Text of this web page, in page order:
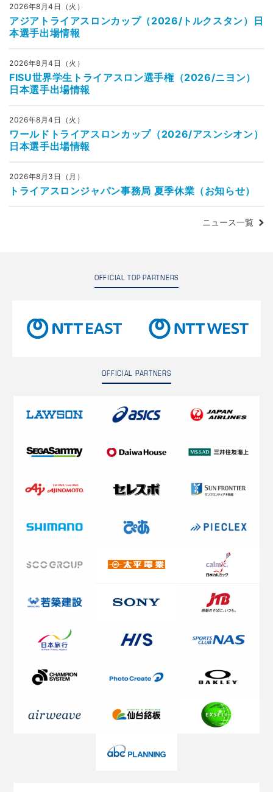
2026年8月4日（火）
アジアトライアスロンカップ（2026/トルクスタン）日
本選手出場情報
2026年8月4日（火）
FISU世界学生トライアスロン選手権（2026/ニヨン）
日本選手出場情報
2026年8月4日（火）
ワールドトライアスロンカップ（2026/アスンシオン）
日本選手出場情報
2026年8月3日（月）
トライアスロンジャパン事務局 夏季休業（お知らせ）
ニュース一覧
OFFICIAL TOP PARTNERS
OFFICIAL PARTNERS